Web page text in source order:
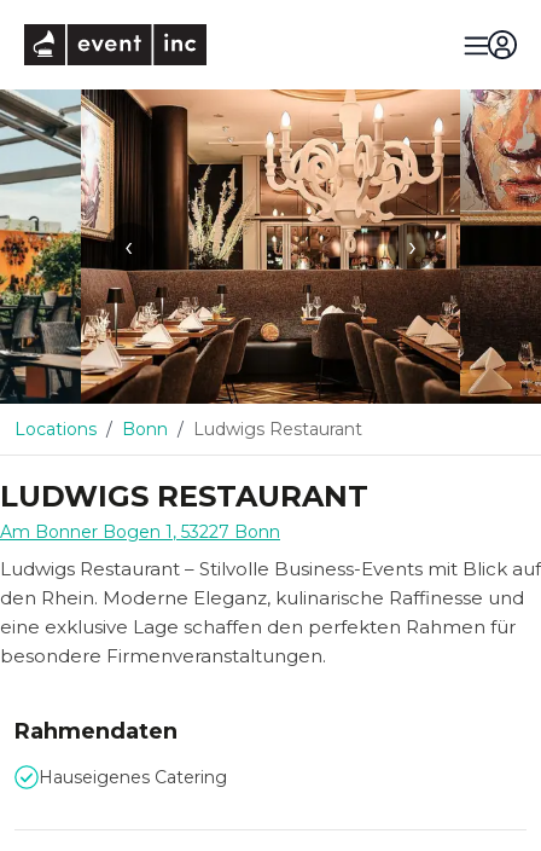
‹ ›
Locations Bonn Ludwigs Restaurant
LUDWIGS RESTAURANT
Am Bonner Bogen 1, 53227 Bonn
Ludwigs Restaurant – Stilvolle Business-Events mit Blick auf
den Rhein. Moderne Eleganz, kulinarische Raffinesse und
eine exklusive Lage schaffen den perfekten Rahmen für
besondere Firmenveranstaltungen.
Rahmendaten
Hauseigenes Catering